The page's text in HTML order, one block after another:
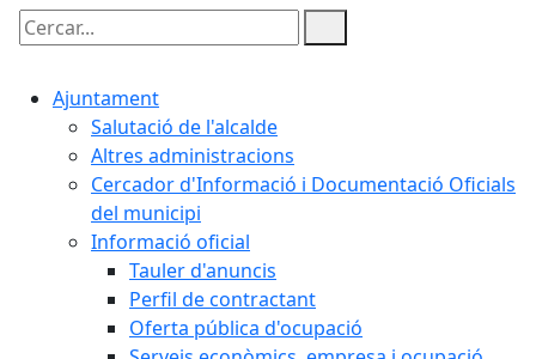
Cercar:
Ajuntament
Salutació de l'alcalde
Altres administracions
Cercador d'Informació i Documentació Oficials
del municipi
Informació oficial
Tauler d'anuncis
Perfil de contractant
Oferta pública d'ocupació